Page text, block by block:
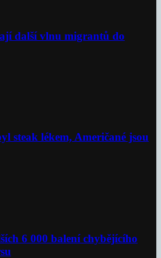
další vlnu migrantů do
steak lékem, Američané jsou
6 000 balení chybějícího